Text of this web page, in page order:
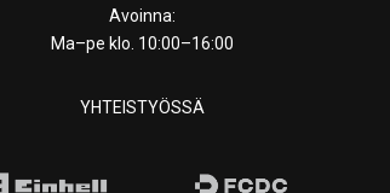
Avoinna:
Ma–pe klo. 10:00–16:00
YHTEISTYÖSSÄ